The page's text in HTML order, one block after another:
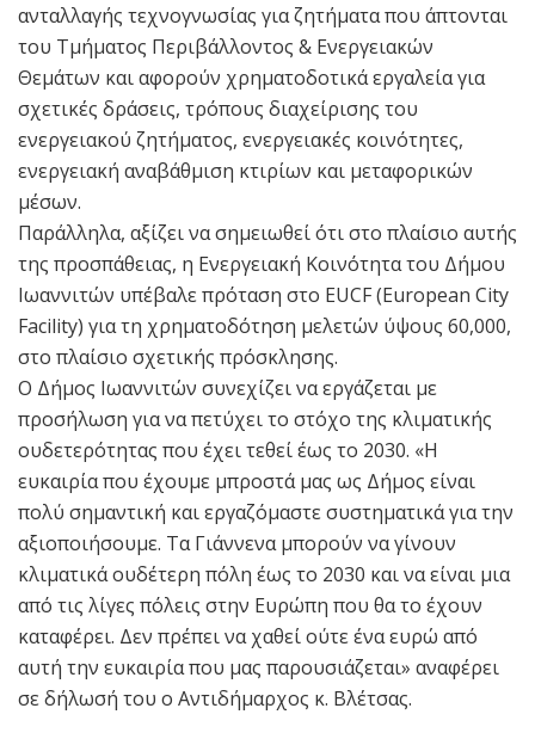
ανταλλαγής τεχνογνωσίας για ζητήματα που άπτονται
του Τμήματος Περιβάλλοντος & Ενεργειακών
Θεμάτων και αφορούν χρηματοδοτικά εργαλεία για
σχετικές δράσεις, τρόπους διαχείρισης του
ενεργειακού ζητήματος, ενεργειακές κοινότητες,
ενεργειακή αναβάθμιση κτιρίων και μεταφορικών
μέσων.
Παράλληλα, αξίζει να σημειωθεί ότι στο πλαίσιο αυτής
της προσπάθειας, η Ενεργειακή Κοινότητα του Δήμου
Ιωαννιτών υπέβαλε πρόταση στο EUCF (European City
Facility) για τη χρηματοδότηση μελετών ύψους 60,000,
στο πλαίσιο σχετικής πρόσκλησης.
Ο Δήμος Ιωαννιτών συνεχίζει να εργάζεται με
προσήλωση για να πετύχει το στόχο της κλιματικής
ουδετερότητας που έχει τεθεί έως το 2030. «Η
ευκαιρία που έχουμε μπροστά μας ως Δήμος είναι
πολύ σημαντική και εργαζόμαστε συστηματικά για την
αξιοποιήσουμε. Τα Γιάννενα μπορούν να γίνουν
κλιματικά ουδέτερη πόλη έως το 2030 και να είναι μια
από τις λίγες πόλεις στην Ευρώπη που θα το έχουν
καταφέρει. Δεν πρέπει να χαθεί ούτε ένα ευρώ από
αυτή την ευκαιρία που μας παρουσιάζεται» αναφέρει
σε δήλωσή του ο Αντιδήμαρχος κ. Βλέτσας.